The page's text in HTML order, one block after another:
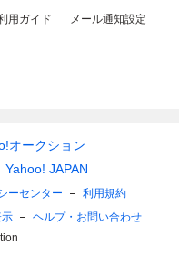
用ガイド メール通知設定
オークション
Yahoo! JAPAN
ーセンター
利用規約
ヘルプ・お問い合わせ